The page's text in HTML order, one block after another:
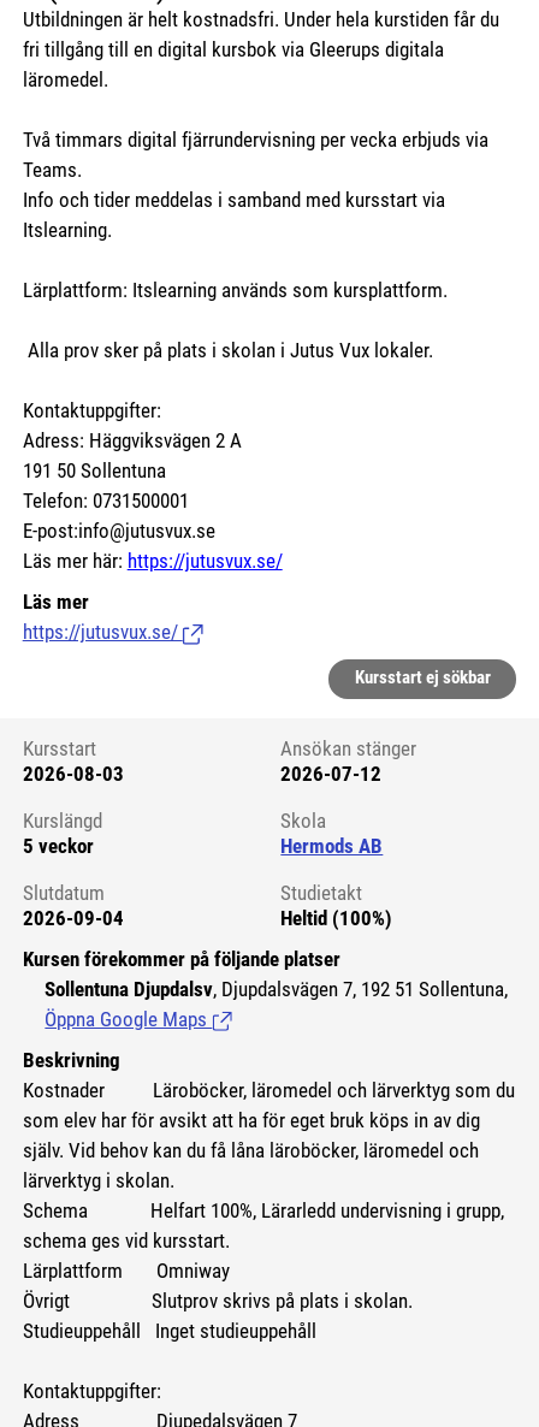
Utbildningen är helt kostnadsfri. Under hela kurstiden får du
fri tillgång till en digital kursbok via Gleerups digitala
läromedel.
Två timmars digital fjärrundervisning per vecka erbjuds via
Teams.
Info och tider meddelas i samband med kursstart via
Itslearning.
Lärplattform: Itslearning används som kursplattform.
Alla prov sker på plats i skolan i Jutus Vux lokaler.
Kontaktuppgifter:
Adress: Häggviksvägen 2 A
191 50 Sollentuna
Telefon: 0731500001
E-post:info@jutusvux.se
Läs mer här: https://jutusvux.se/
Läs mer
https://jutusvux.se/ (Länk till extern sida.)
Kursstart ej sökbar
Kursstart 6180821
Kursstart
2026-08-03
Ansökan stänger
2026-07-12
Kurslängd
5 veckor
Skola
Hermods AB
Slutdatum
2026-09-04
Studietakt
Heltid (100%)
Kursen förekommer på följande platser
Sollentuna Djupdalsv, Djupdalsvägen 7, 192 51 Sollentuna,
Öppna Google Maps (Länk till extern sida.)
Beskrivning
Kostnader Läroböcker, läromedel och lärverktyg som du
som elev har för avsikt att ha för eget bruk köps in av dig
själv. Vid behov kan du få låna läroböcker, läromedel och
lärverktyg i skolan.
Schema Helfart 100%, Lärarledd undervisning i grupp,
schema ges vid kursstart.
Lärplattform Omniway
Övrigt Slutprov skrivs på plats i skolan.
Studieuppehåll Inget studieuppehåll
Kontaktuppgifter:
Adress Djupedalsvägen 7